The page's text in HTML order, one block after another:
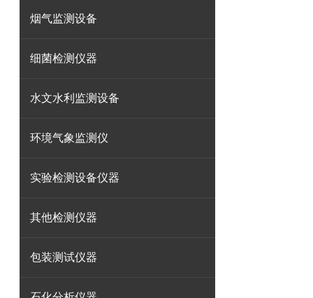
烟气监测设备
细菌检测仪器
水文水利监测设备
环境气象监测仪
实验检测设备仪器
其他检测仪器
包装测试仪器